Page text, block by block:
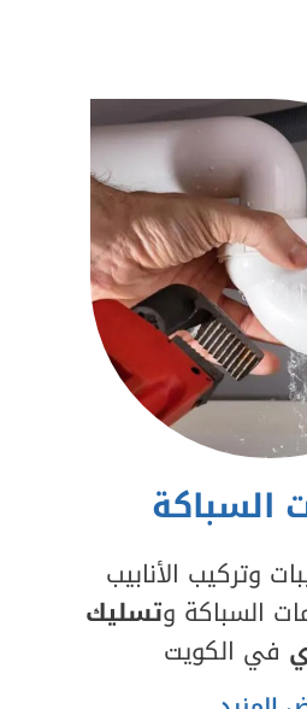
السباكة
وتركيب الأنابيب
السباكة وتسليك
في الكويت